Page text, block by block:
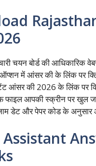
चयन बोर्ड की आधिकारिक
में आंसर की के लिंक पर
आंसर की 2026 के लिंक पर
फाइल आपकी स्क्रीन पर खुल
डेट और पेपर कोड के